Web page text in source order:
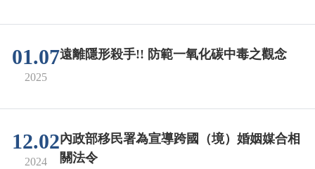
01.07
2025
遠離隱形殺手!! 防範一氧化碳中毒之觀念
12.02
2024
內政部移民署為宣導跨國（境）婚姻媒合相
關法令